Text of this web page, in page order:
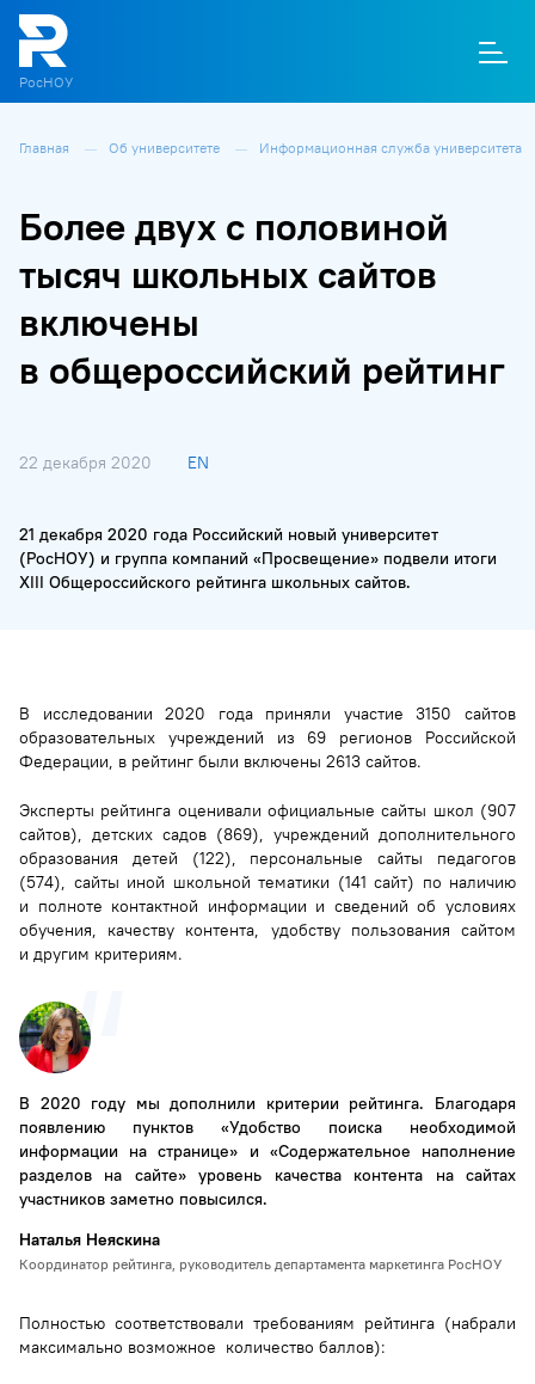
РосНОУ
Главная Об университете Информационная служба университета
Более двух с половиной
тысяч школьных сайтов
включены
в общероссийский рейтинг
22 декабря 2020 EN
21 декабря 2020 года Российский новый университет
(РосНОУ) и группа компаний «Просвещение» подвели итоги
XIII Общероссийского рейтинга школьных сайтов.
В исследовании 2020 года приняли участие 3150 сайтов
образовательных учреждений из 69 регионов Российской
Федерации, в рейтинг были включены 2613 сайтов.
Эксперты рейтинга оценивали официальные сайты школ (907
сайтов), детских садов (869), учреждений дополнительного
образования детей (122), персональные сайты педагогов
(574), сайты иной школьной тематики (141 сайт) по наличию
и полноте контактной информации и сведений об условиях
обучения, качеству контента, удобству пользования сайтом
и другим критериям.
В 2020 году мы дополнили критерии рейтинга. Благодаря
появлению пунктов «Удобство поиска необходимой
информации на странице» и «Содержательное наполнение
разделов на сайте» уровень качества контента на сайтах
участников заметно повысился.
Наталья Неяскина
Координатор рейтинга, руководитель департамента маркетинга РосНОУ
Полностью соответствовали требованиям рейтинга (набрали
максимально возможное количество баллов):